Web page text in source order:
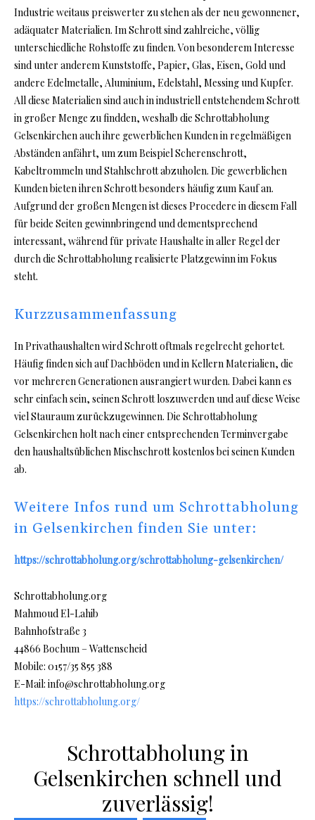
Industrie weitaus preiswerter zu stehen als der neu gewonnener,
adäquater Materialien. Im Schrott sind zahlreiche, völlig
unterschiedliche Rohstoffe zu finden. Von besonderem Interesse
sind unter anderem Kunststoffe, Papier, Glas, Eisen, Gold und
andere Edelmetalle, Aluminium, Edelstahl, Messing und Kupfer.
All diese Materialien sind auch in industriell entstehendem Schrott
in großer Menge zu findden, weshalb die Schrottabholung
Gelsenkirchen auch ihre gewerblichen Kunden in regelmäßigen
Abständen anfährt, um zum Beispiel Scherenschrott,
Kabeltrommeln und Stahlschrott abzuholen. Die gewerblichen
Kunden bieten ihren Schrott besonders häufig zum Kauf an.
Aufgrund der großen Mengen ist dieses Procedere in diesem Fall
für beide Seiten gewinnbringend und dementsprechend
interessant, während für private Haushalte in aller Regel der
durch die Schrottabholung realisierte Platzgewinn im Fokus
steht.
Kurzzusammenfassung
In Privathaushalten wird Schrott oftmals regelrecht gehortet.
Häufig finden sich auf Dachböden und in Kellern Materialien, die
vor mehreren Generationen ausrangiert wurden. Dabei kann es
sehr einfach sein, seinen Schrott loszuwerden und auf diese Weise
viel Stauraum zurückzugewinnen. Die Schrottabholung
Gelsenkirchen holt nach einer entsprechenden Terminvergabe
den haushaltsüblichen Mischschrott kostenlos bei seinen Kunden
ab.
Weitere Infos rund um Schrottabholung
in Gelsenkirchen finden Sie unter:
https://schrottabholung.org/schrottabholung-gelsenkirchen/
Schrottabholung.org
Mahmoud El-Lahib
Bahnhofstraße 3
44866 Bochum – Wattenscheid
Mobile: 0157/35 855 388
E-Mail: info@schrottabholung.org
https://schrottabholung.org/
Schrottabholung in
Gelsenkirchen schnell und
zuverlässig!